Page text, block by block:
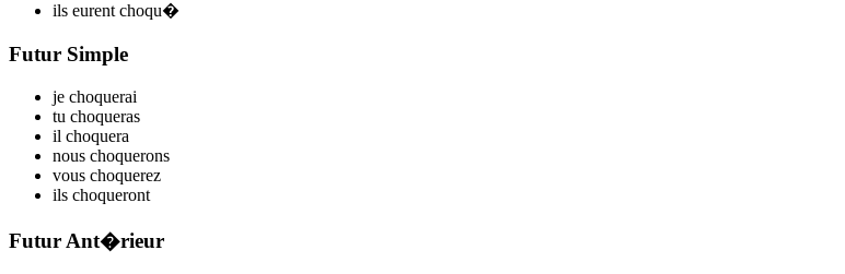
ils eurent choqu�
Futur Simple
je choquerai
tu choqueras
il choquera
nous choquerons
vous choquerez
ils choqueront
Futur Ant�rieur